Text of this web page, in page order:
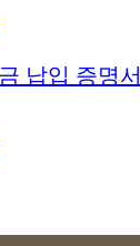
납입 증명서